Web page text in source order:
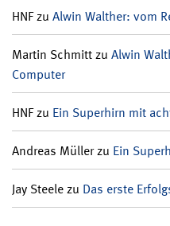
HNFzu Alwin Walther: vom
Martin Schmittzu Alwin
Computer
HNFzu Ein Superhirn mit
Andreas Müllerzu Ein
Jay Steelezu Das erste